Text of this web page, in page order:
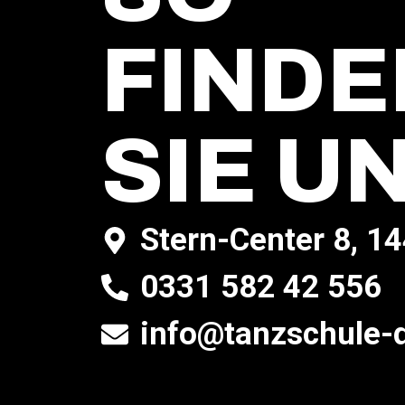
SIE
Stern-Center 8,
0331 582 42 556
info@tanzschule-